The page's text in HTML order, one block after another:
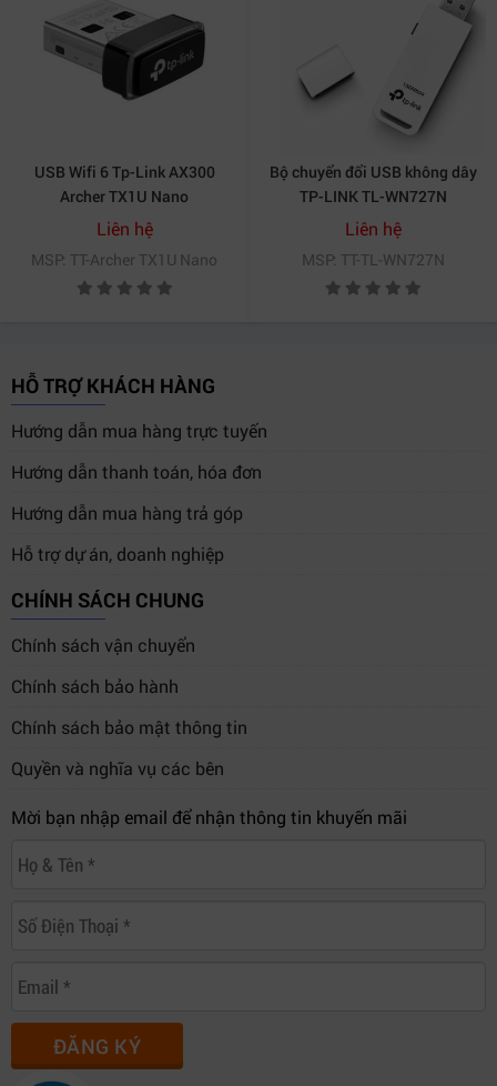
USB Wifi 6 Tp-Link AX300
Archer TX1U Nano
Liên hệ
MSP: TT-Archer TX1U Nano
Bộ chuyển đổi USB không dây
TP-LINK TL-WN727N
Liên hệ
MSP: TT-TL-WN727N
HỖ TRỢ KHÁCH HÀNG
Hướng dẫn mua hàng trực tuyến
Hướng dẫn thanh toán, hóa đơn
Hướng dẫn mua hàng trả góp
Hỗ trợ dự án, doanh nghiệp
CHÍNH SÁCH CHUNG
Chính sách vận chuyển
Chính sách bảo hành
Chính sách bảo mật thông tin
Quyền và nghĩa vụ các bên
Mời bạn nhập email để nhận thông tin khuyến mãi
ĐĂNG KÝ